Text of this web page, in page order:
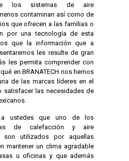
los sistemas de aire
contaminan así como de
que ofrecen a las familias o
por una tecnología de esta
que la información que a
les resulte de gran
les permita comprender con
en BRANATECH nos hemos
de las marcas líderes en el
satisfacer las necesidades de
a ustedes que uno de los
de calefacción y aire
son utilizados por aquellas
mantener un clima agradable
u oficinas y que además